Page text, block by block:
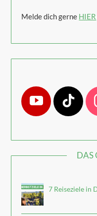
Melde dich gerne HIER
DAS
7 Reiseziele in